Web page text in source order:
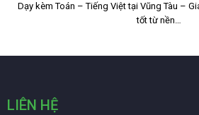
Dạy kèm Toán – Tiếng Việt tại Vũng Tàu –
tốt từ nền…
LIÊN HỆ